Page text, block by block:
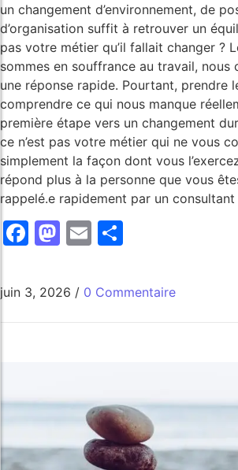
un changement d’environnement, de
d’organisation suffit à retrouver un
pas votre métier qu’il fallait changer ?
sommes en souffrance au travail, nous
une réponse rapide. Pourtant, prendre
comprendre ce qui nous manque
première étape vers un changement
ce n’est pas votre métier qui ne vous
simplement la façon dont vous
répond plus à la personne que vous
rappelé.e rapidement par un consultant
Facebook
Mastodon
Email
juin 3, 2026 / 0 Commentaire